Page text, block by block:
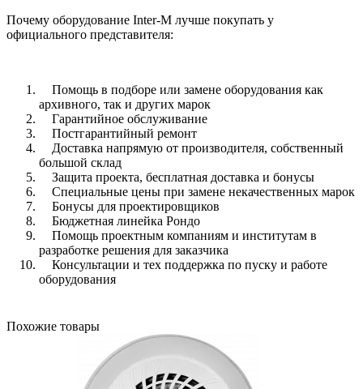
Почему оборудование Inter-M лучше покупать у
официального представителя:
Помощь в подборе или замене оборудования как
архивного, так и других марок
Гарантийное обслуживание
Постгарантийный ремонт
Доставка напрямую от производителя, собственный
большой склад
Защита проекта, бесплатная доставка и бонусы
Специальные цены при замене некачественных марок
Бонусы для проектировщиков
Бюджетная линейка Рондо
Помощь проектным компаниям и институтам в
разработке решения для заказчика
Консультации и тех поддержка по пуску и работе
оборудования
Похожие товары